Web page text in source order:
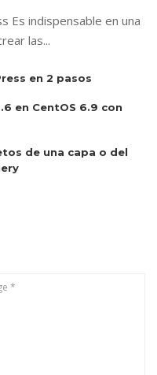
Es indispensable en una
las...
en 2 pasos
en CentOS 6.9 con
de una capa o del